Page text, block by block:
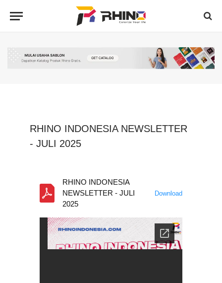
RHINO INDONESIA NEWSLETTER
- JULI 2025
RHINO INDONESIA
NEWSLETTER - JULI
2025
Download